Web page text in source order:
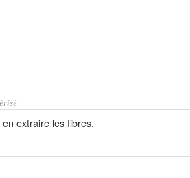
extraire les fibres.